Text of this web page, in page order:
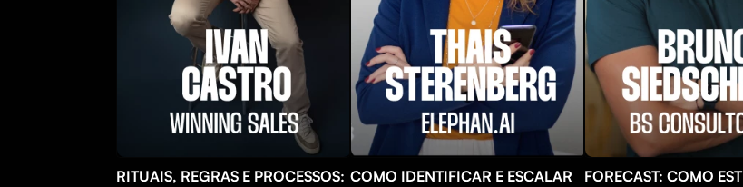
RITUAIS, REGRAS E PROCESSOS: COMO IDENTIFICAR E ESCALAR
FORECAST: COMO